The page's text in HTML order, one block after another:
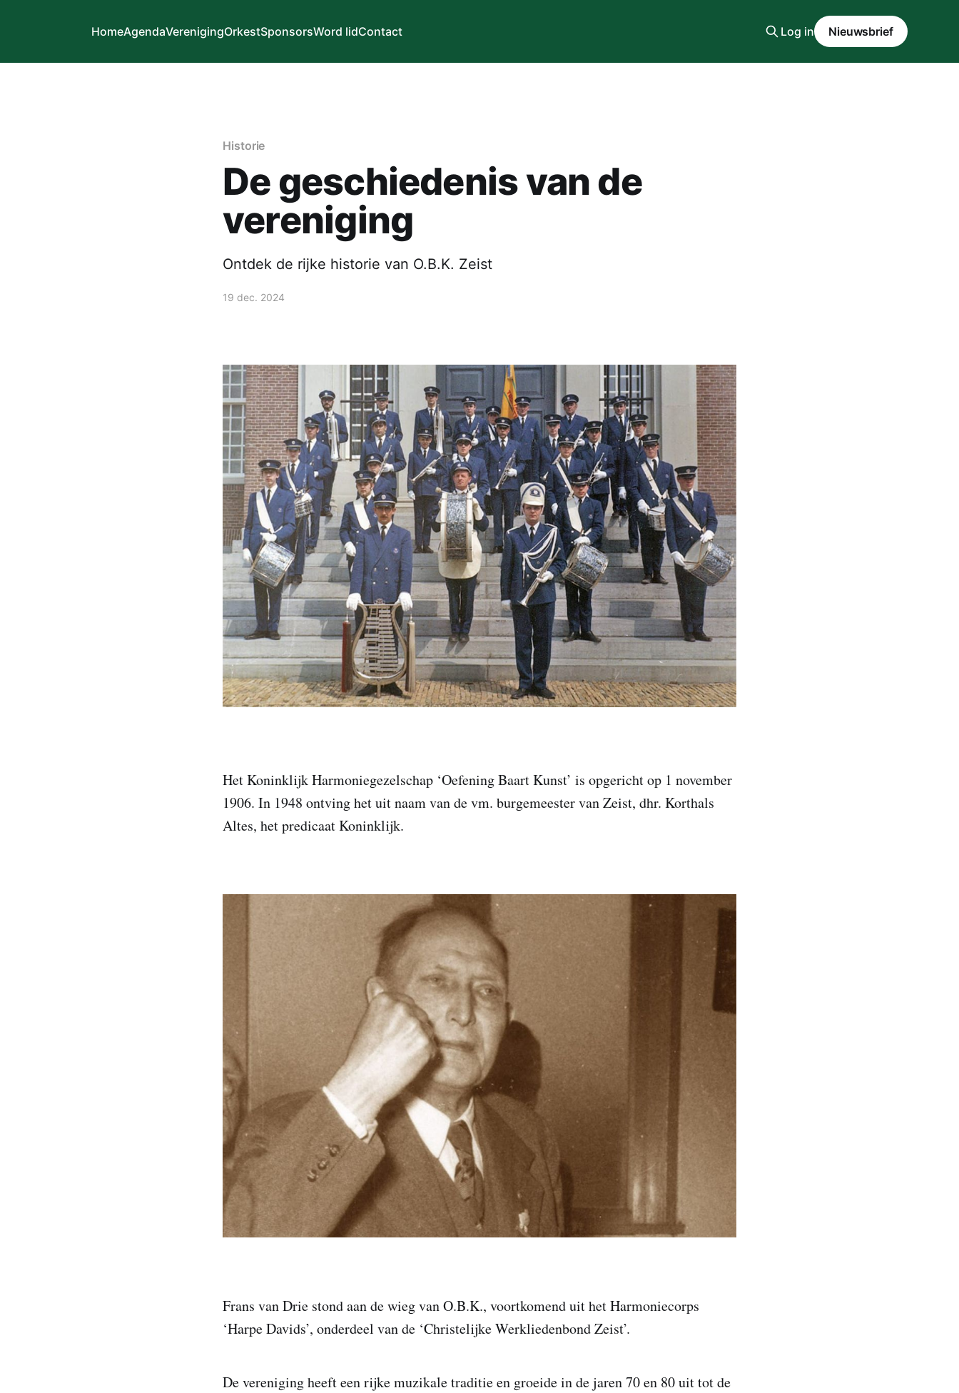
HomeAgendaVerenigingOrkestSponsorsWord lidContact Log in Nieuwsbrief
Historie
De geschiedenis van de
vereniging
Ontdek de rijke historie van O.B.K. Zeist
19 dec. 2024
Het Koninklijk Harmoniegezelschap ‘Oefening Baart Kunst’ is opgericht op 1 november
1906. In 1948 ontving het uit naam van de vm. burgemeester van Zeist, dhr. Korthals
Altes, het predicaat Koninklijk.
Frans van Drie stond aan de wieg van O.B.K., voortkomend uit het Harmoniecorps
‘Harpe Davids’, onderdeel van de ‘Christelijke Werkliedenbond Zeist’.
De vereniging heeft een rijke muzikale traditie en groeide in de jaren 70 en 80 uit tot de